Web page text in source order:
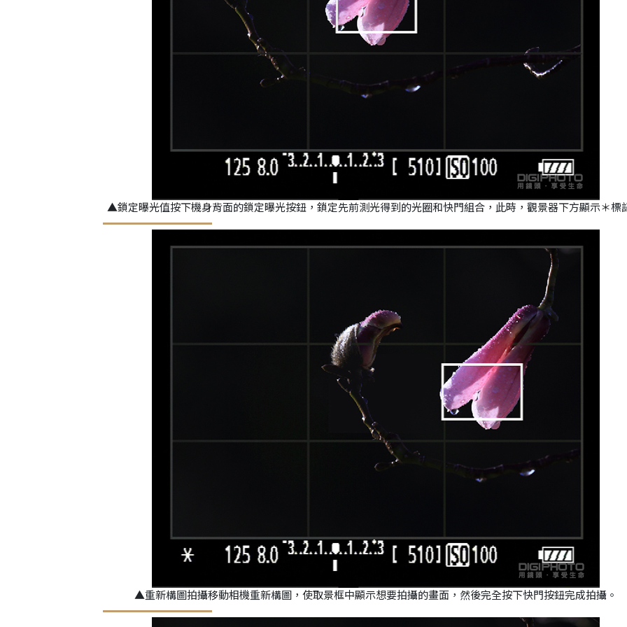
▲鎖定曝光值按下機身背面的鎖定曝光按鈕，鎖定先前測光得到的光圈和快門組合，此時，觀景器下方顯示＊標
▲重新構圖拍攝移動相機重新構圖，使取景框中顯示想要拍攝的畫面，然後完全按下快門按鈕完成拍攝。